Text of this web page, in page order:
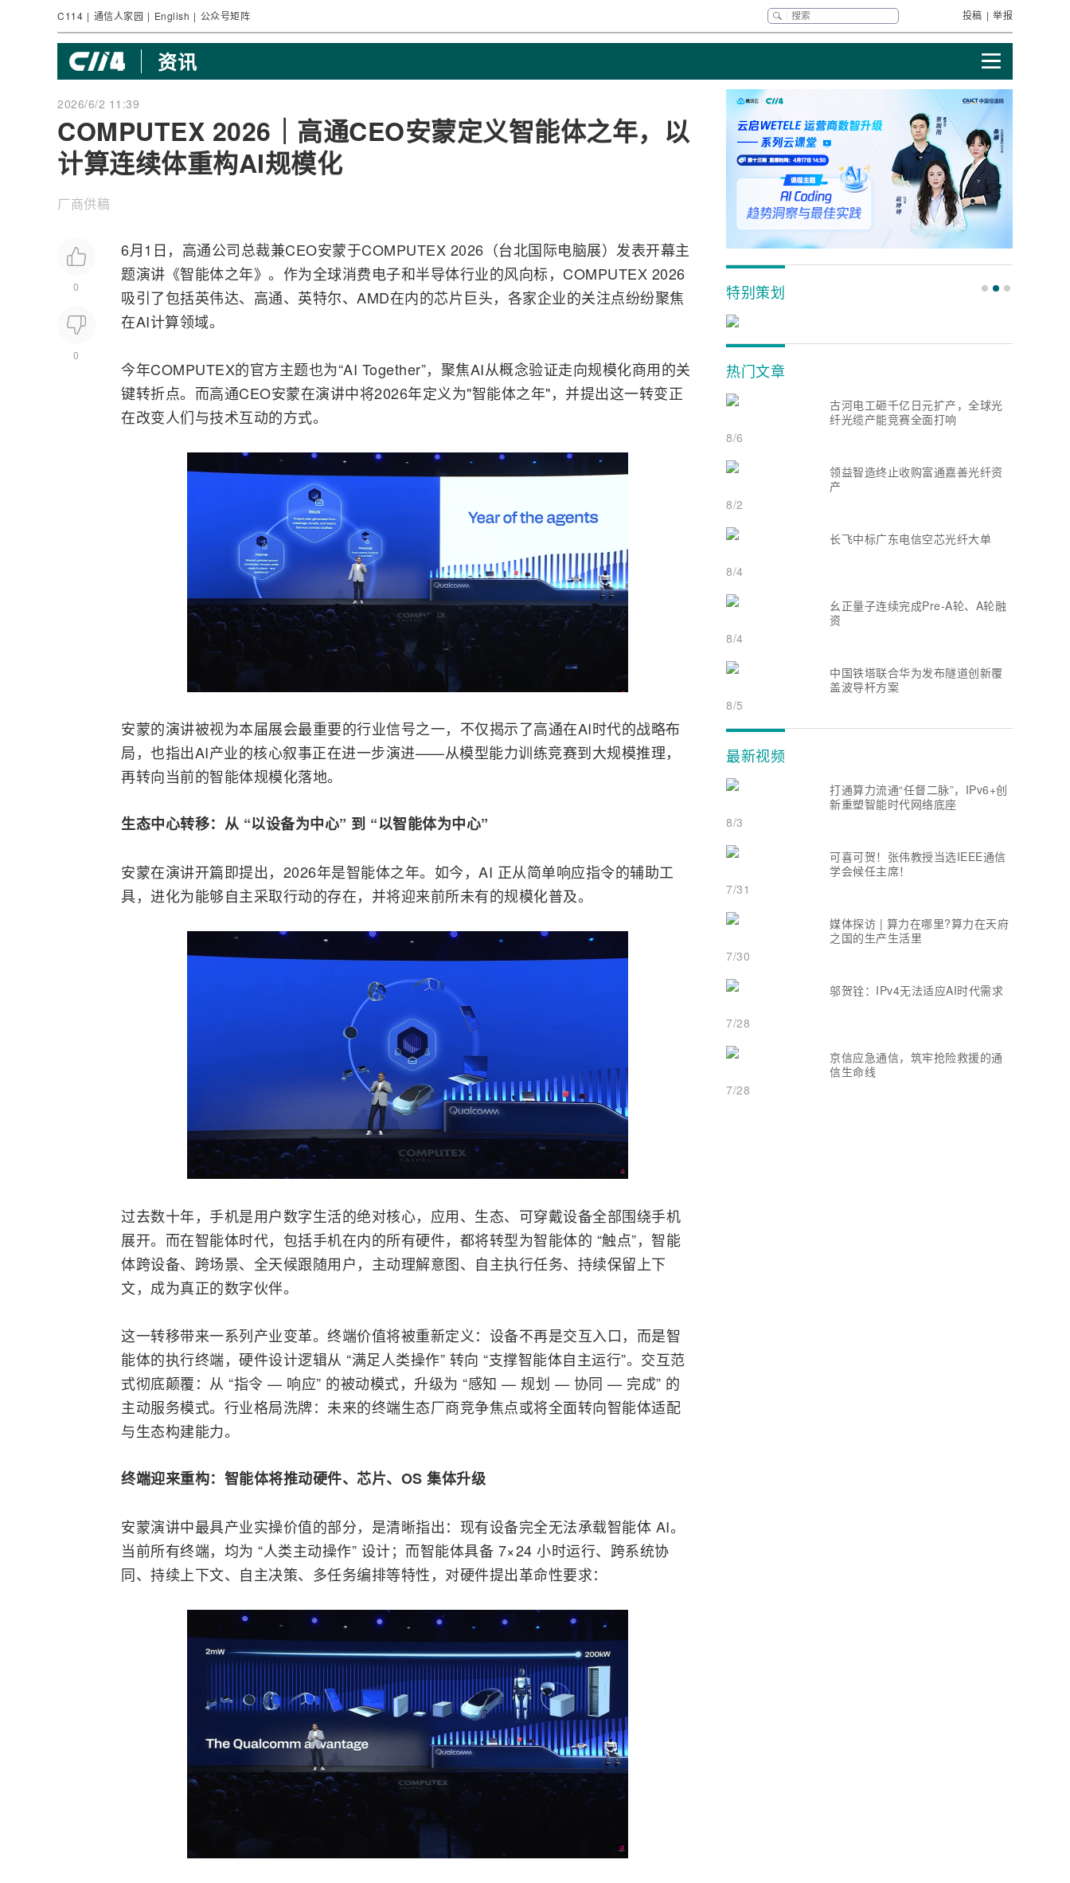
C114 | 通信人家园 | English | 公众号矩阵 投稿 | 举报
资讯
2026/6/2 11:39
COMPUTEX 2026｜高通CEO安蒙定义智能体之年，以
计算连续体重构AI规模化
厂商供稿
0
0
6月1日， 高通公司总裁兼CEO安蒙于COMPUTEX 2026（台北国际电脑展）发表开幕主
题演讲《智能体之年》。作为全球消费电子和半导体行业的风向标，COMPUTEX 2026
吸引了包括英伟达、高通、 英特尔、 AMD在内的芯片巨头，各家企业的关注点纷纷聚焦
在AI计算领域。
今年COMPUTEX的官方主题也为“AI Together”，聚焦AI从概念验证走向规模化商用的关
键转折点。而高通CEO安蒙在演讲中将2026年定义为"智能体之年"，并提出这一转变正
在改变人们与技术互动的方式。
安蒙的演讲被视为本届展会最重要的行业信号之一，不仅揭示了高通在AI时代的战略布
局，也指出AI产业的核心叙事正在进一步演进——从模型能力训练竞赛到大规模推理，
再转向当前的智能体规模化落地。
生态中心转移：从 “以设备为中心” 到 “以智能体为中心”
安蒙在演讲开篇即提出，2026年是智能体之年。如今，AI 正从简单响应指令的辅助工
具，进化为能够自主采取行动的存在，并将迎来前所未有的规模化普及。
过去数十年， 手机是用户数字生活的绝对核心，应用、生态、可穿戴设备全部围绕手机
展开。而在智能体时代，包括手机在内的所有硬件，都将转型为智能体的 “触点”，智能
体跨设备、跨场景、全天候跟随用户，主动理解意图、自主执行任务、持续保留上下
文，成为真正的数字伙伴。
这一转移带来一系列产业变革。终端价值将被重新定义：设备不再是交互入口，而是智
能体的执行终端，硬件设计逻辑从 “满足人类操作” 转向 “支撑智能体自主运行”。交互范
式彻底颠覆：从 “指令 — 响应” 的被动模式，升级为 “感知 — 规划 — 协同 — 完成” 的
主动服务模式。行业格局洗牌：未来的终端生态厂商竞争焦点或将全面转向智能体适配
与生态构建能力。
终端迎来重构：智能体将推动硬件、芯片、OS 集体升级
安蒙演讲中最具产业实操价值的部分，是清晰指出：现有设备完全无法承载智能体 AI。
当前所有终端，均为 “人类主动操作” 设计；而智能体具备 7×24 小时运行、跨系统协
同、持续上下文、自主决策、多任务编排等特性，对硬件提出革命性要求：
特别策划
热门文章
古河电工砸千亿日元扩产，全球光
纤光缆产能竞赛全面打响
8/6
领益智造终止收购富通嘉善光纤资
产
8/2
长飞中标广东电信空芯光纤大单
8/4
幺正量子连续完成Pre-A轮、A轮融
资
8/4
中国铁塔联合华为发布隧道创新覆
盖波导杆方案
8/5
最新视频
打通算力流通“任督二脉”，IPv6+创
新重塑智能时代网络底座
8/3
可喜可贺！张伟教授当选IEEE通信
学会候任主席！
7/31
媒体探访 | 算力在哪里?算力在天府
之国的生产生活里
7/30
邬贺铨：IPv4无法适应AI时代需求
7/28
京信应急通信，筑牢抢险救援的通
信生命线
7/28